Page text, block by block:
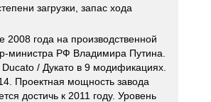
загрузки, запас хода
года на производственной
министра РФ Владимира Путина.
/ Дукато в 9 модификациях.
Проектная мощность завода
достичь к 2011 году. Уровень